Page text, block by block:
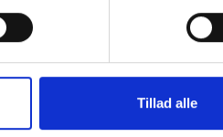
Tillad alle